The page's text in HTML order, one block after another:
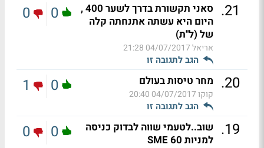
21
.
סאני תקשורת בדרך לשער 400 ,
היום היא עשתה אתנחתה קלה
של (ל"ת)
אריאל04/07/2017 21:28
הגב לתגובה זו
0
0
20
. מחר טיסות בעולם
קוקו04/07/2017 20:40
הגב לתגובה זו
0
1
19
. שוב..לטעמי שווה לבדוק כניסה
למניות SME 60
0
0